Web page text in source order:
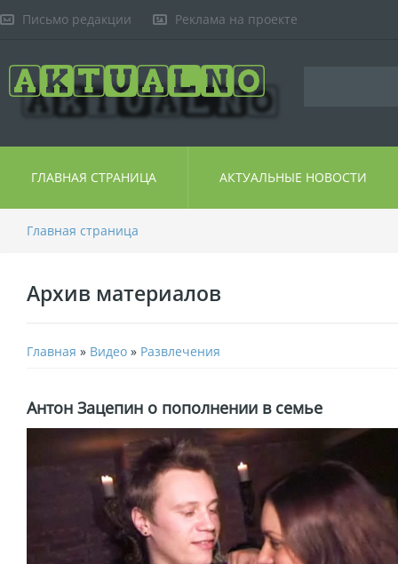
Письмо редакции Реклама на проекте
ГЛАВНАЯ СТРАНИЦА АКТУАЛЬНЫЕ НОВОСТИ
Главная страница
Архив материалов
Главная » Видео » Развлечения
Антон Зацепин о пополнении в семье